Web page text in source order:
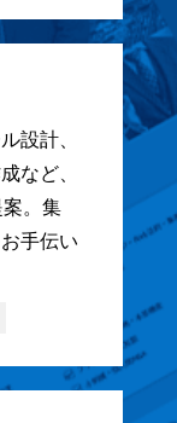
設計、
など、
。集
手伝い